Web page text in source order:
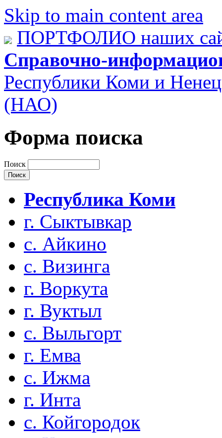
Skip to main content area
ПОРТФОЛИО наших
Справочно-
Республики Коми и
(НАО)
Форма поиска
Поиск
Республика Коми
г. Сыктывкар
с. Айкино
с. Визинга
г. Воркута
г. Вуктыл
с. Выльгорт
г. Емва
с. Ижма
г. Инта
с. Койгородок